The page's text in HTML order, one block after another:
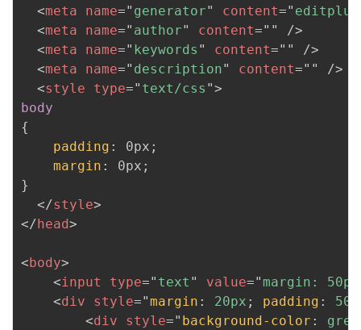
坛
圈
子
的
直
播
我
的
活
我
的
的
我
Programs
<meta name=" generator" content=" editplus
<meta name=" author" content=" "
/>
<meta name=" keywords " content=" "
/>
<meta name=" description" content=" "
/>
<style type=" text/css ">
body
{
padding : 0px ;
margin : 0px ;
}
</style>
</ head>
< body>
<input type=" text " value=" margin:
<div style="margin : 20px ; padding :
<div style=" background-color :